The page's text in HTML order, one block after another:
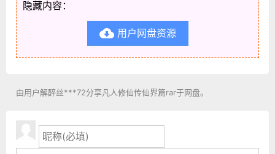
隐藏内容：
用户网盘资源
由用户解醉丝***72分享凡人修仙传仙界篇rar于网盘。